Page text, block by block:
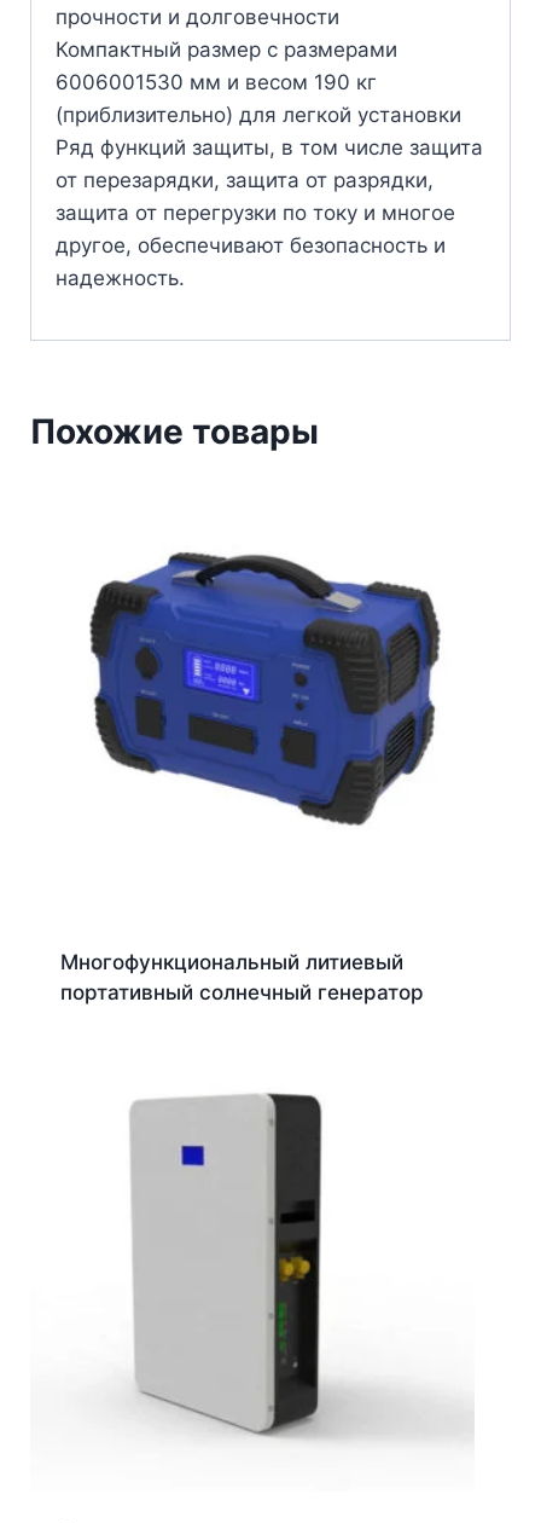
прочности и долговечности
Компактный размер с размерами
6006001530 мм и весом 190 кг
(приблизительно) для легкой установки
Ряд функций защиты, в том числе защита
от перезарядки, защита от разрядки,
защита от перегрузки по току и многое
другое, обеспечивают безопасность и
надежность.
Похожие товары
Многофункциональный литиевый
портативный солнечный генератор